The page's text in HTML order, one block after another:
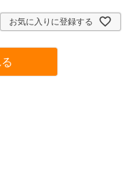
お気に入りに登録する